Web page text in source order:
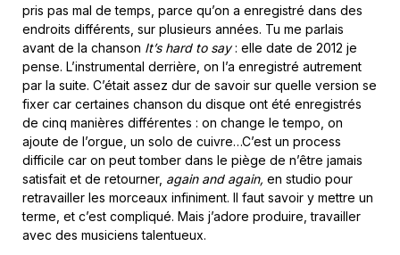
pris pas mal de temps, parce qu’on a enregistré dans des
endroits différents, sur plusieurs années. Tu me parlais
avant de la chanson It’s hard to say: elle date de 2012 je
pense. L’instrumental derrière, on l’a enregistré autrement
par la suite. C’était assez dur de savoir sur quelle version se
fixer car certaines chanson du disque ont été enregistrés
de cinq manières différentes : on change le tempo, on
ajoute de l’orgue, un solo de cuivre…C’est un process
difficile car on peut tomber dans le piège de n’être jamais
satisfait et de retourner, again and again, en studio pour
retravailler les morceaux infiniment. Il faut savoir y mettre un
terme, et c’est compliqué. Mais j’adore produire, travailler
avec des musiciens talentueux.